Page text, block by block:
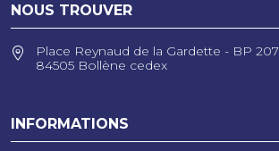
NOUS TROUVER
Place Reynaud de la Gardette - BP 207
84505 Bollène cedex
INFORMATIONS